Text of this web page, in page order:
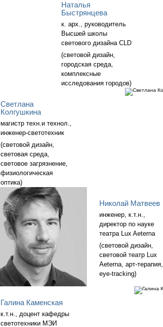
Наталья
Быстрянцева
к. арх., руководитель
Высшей школы
светового дизайна CLD
(световой дизайн,
городская среда,
комплексные
исследования городов)
Светлана
Колгушкина
магистр техн.и технол.,
инженер-светотехник
(световой дизайн,
световая среда,
световое загрязнение,
физиологическая
оптика)
Николай Матвеев
инженер, к.т.н.,
директор по науке
театра Lux Aeterna
(световой дизайн,
световой театр Lux
Aeterna, арт-терапия,
eye-tracking)
Галина Каменская
к.т.н., доцент кафедры
светотехники МЭИ